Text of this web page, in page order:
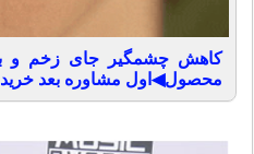
محصول◀اول مشاوره بعد خرید